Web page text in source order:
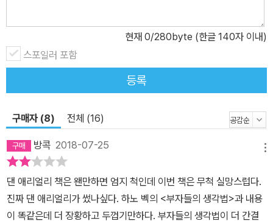
늘 객관적으로 생각해보는 연습을 해야 한다. • 우리는 돈을 지나치게
강조한다 : 가격은 가치를 표시하는 속성 가운데 하나이지 유일한 속
성은 아니다. 의사결정 시 가격은 단지 숫자일 뿐임을 명심하라. 중요
한 것은 돈에 대해 더 많이 생각한다고 해서 더 좋은 결정을 내릴 수
람들은 더 잘못된 선택을 내린다. 해결해야 할 돈 문제가 머릿속을 장
악해버리면 사람들은 어떤 유형의 문제이든 간에 상대적으로 더 못
푼다. 이는 다양한 실험 결과로도 이미 증명되었다. 결국 가치 판단에
실패한 사람들은 잘못된 선택을 하게 되고 돈을 쓰고 나서 늘 후회하
게 된다. 사람들은 생각처럼 이성적이지 않다. 그리고 어떤 다른 사람
들은 바로 이 점을 의식하고 온갖 기묘한 정신적 속임수를 동원해 우
현재 0/280byte (한글 140자 이내)
스포일러 포함
등록
구매자 (8) 전체 (16)
방콕 2018-07-25
댄 애리얼리 책은 왠만하면 엄지 척인데 이번 책은 무척 실망스럽다.
진짜 댄 애리얼리가 썼나싶다. 하노 벡의 <부자들의 생각법>과 내용
이 똑같은데 더 장황하고 두껍기만하다. 부자들의 생각법이 더 간결